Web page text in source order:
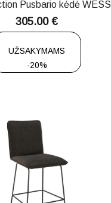
Pusbario kėdė WESS
305.00€
UŽSAKYMAMS
-20%